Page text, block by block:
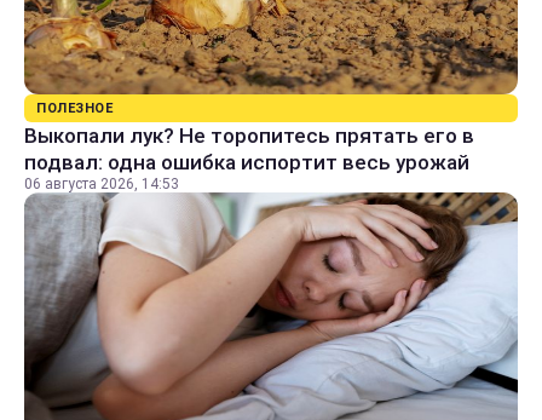
ПОЛЕЗНОЕ
Выкопали лук? Не торопитесь прятать его в
подвал: одна ошибка испортит весь урожай
06 августа 2026, 14:53